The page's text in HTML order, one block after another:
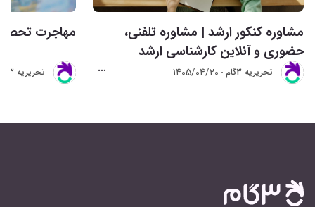
مشاوره کنکور ارشد | مشاوره تلفنی،
حضوری و آنلاین کارشناسی ارشد
تحريريه 3گام 1405/04/20
مهاجرت
تحريريه 3گام